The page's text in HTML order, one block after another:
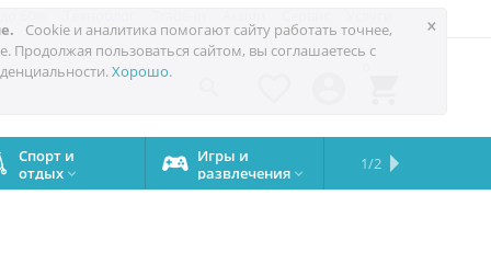
×
Cookie и аналитика помогают сайту работать точнее,
Продолжая пользоваться сайтом, вы соглашаетесь с
Хорошо.
Спорт и
отдых 
Игры и
развлечения 
Сервисный
центр
Сравните
iPhone
Подарки
на все
случаи
Запчасти
Бренды
1/2